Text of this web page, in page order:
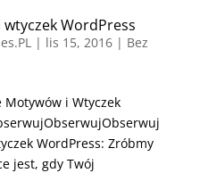
WordPress
| lis 15, 2016| Bez
Motywów i Wtyczek
WordPress: Zróbmy
jest, gdy Twój